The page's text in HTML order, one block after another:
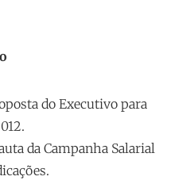
do Executivo para
da Campanha Salarial